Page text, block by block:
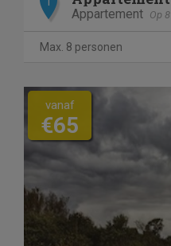
Appartement Op
Max. 8 personen
vanaf
€65